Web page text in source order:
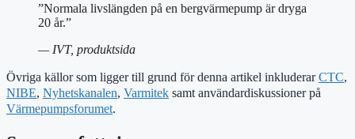
”Normala livslängden på en bergvärmepump är dryga
20 år.”
— IVT, produktsida
Övriga källor som ligger till grund för denna artikel inkluderarCTC,
NIBE, Nyhetskanalen, Varmitek samt användardiskussioner på
Värmepumpsforumet.